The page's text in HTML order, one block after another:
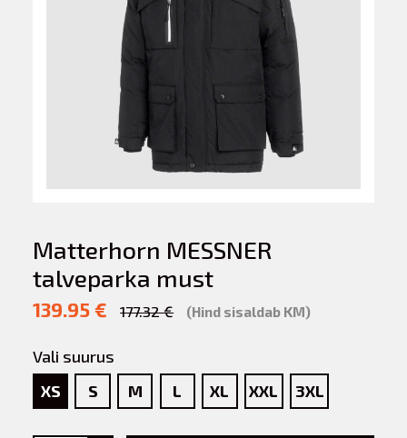
Matterhorn MESSNER
talveparka must
139.95 € 177.32 € (Hind sisaldab KM)
Vali suurus
XS
S M L XL XXL 3XL